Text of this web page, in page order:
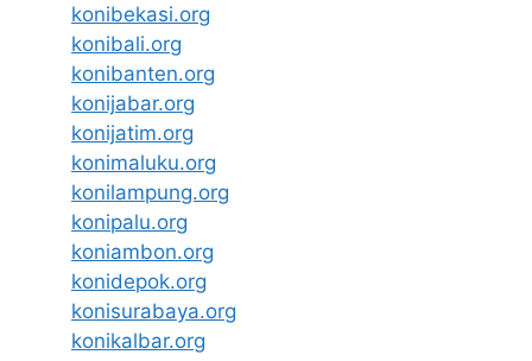
konibekasi.org
konibali.org
konibanten.org
konijabar.org
konijatim.org
konimaluku.org
konilampung.org
konipalu.org
koniambon.org
konidepok.org
konisurabaya.org
konikalbar.org